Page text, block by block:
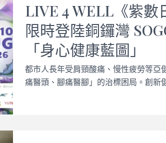
LIVE 4 WELL《紫數
限時登陸銅鑼灣
「身心健康藍圖」
都市人長年受肩頸酸痛、慢性疲勞等亞
痛醫頭、腳痛醫腳」的治標困局。創新